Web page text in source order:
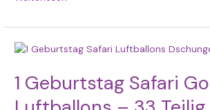
1 Geburtstag Safari
1
Safari
Gold
Luftballons